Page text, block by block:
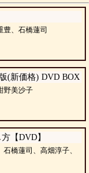
豊、石橋蓮司
(新価格) DVD BOX
野美沙子
【DVD】
橋蓮司、高畑淳子、